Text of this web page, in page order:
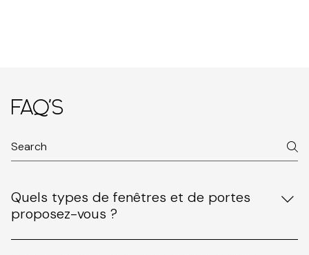
FAQ's
Quels types de fenêtres et de portes
proposez-vous ?
Nous fournissons une vaste gamme de fenêtres et de